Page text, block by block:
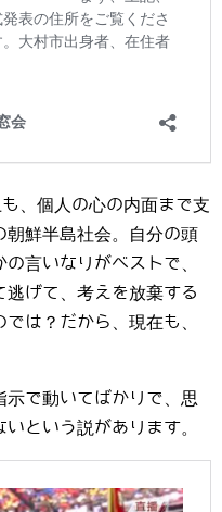
、個人の心の内面まで支
朝鮮半島社会。自分の頭
言いなりがベストで、
げて、考えを放棄する
は？だから、現在も、
で動いてばかりで、思
という説があります。